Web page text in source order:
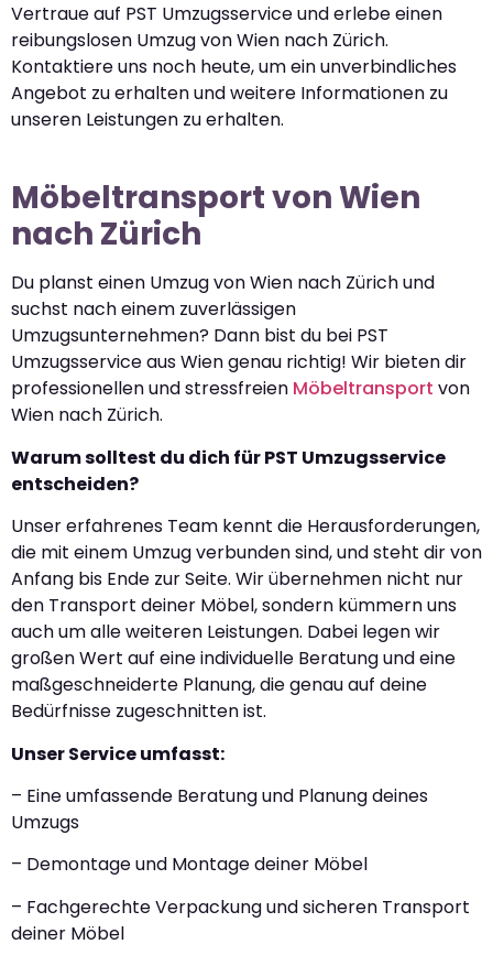
Vertraue auf PST Umzugsservice und erlebe einen
reibungslosen Umzug von Wien nach Zürich.
Kontaktiere uns noch heute, um ein unverbindliches
Angebot zu erhalten und weitere Informationen zu
unseren Leistungen zu erhalten.
Möbeltransport von Wien
nach Zürich
Du planst einen Umzug von Wien nach Zürich und
suchst nach einem zuverlässigen
Umzugsunternehmen? Dann bist du bei PST
Umzugsservice aus Wien genau richtig! Wir bieten dir
professionellen und stressfreien Möbeltransport von
Wien nach Zürich.
Warum solltest du dich für PST Umzugsservice
entscheiden?
Unser erfahrenes Team kennt die Herausforderungen,
die mit einem Umzug verbunden sind, und steht dir von
Anfang bis Ende zur Seite. Wir übernehmen nicht nur
den Transport deiner Möbel, sondern kümmern uns
auch um alle weiteren Leistungen. Dabei legen wir
großen Wert auf eine individuelle Beratung und eine
maßgeschneiderte Planung, die genau auf deine
Bedürfnisse zugeschnitten ist.
Unser Service umfasst:
– Eine umfassende Beratung und Planung deines
Umzugs
– Demontage und Montage deiner Möbel
– Fachgerechte Verpackung und sicheren Transport
deiner Möbel